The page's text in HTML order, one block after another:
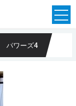
パワーズ4